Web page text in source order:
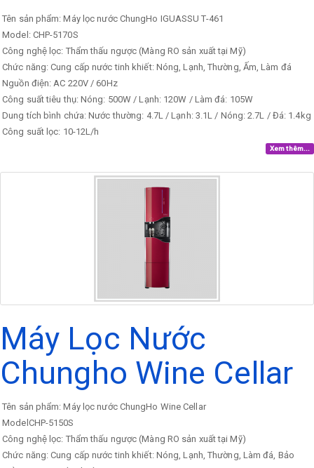
Tên sản phẩm: Máy lọc nước ChungHo IGUASSU T-461
Model: CHP-5170S
Công nghệ lọc: Thẩm thấu ngược (Màng RO sản xuất tại Mỹ)
Chức năng: Cung cấp nước tinh khiết: Nóng, Lạnh, Thường, Ấm, Làm đá
Nguồn điện: AC 220V / 60Hz
Công suất tiêu thụ: Nóng: 500W / Lạnh: 120W / Làm đá: 105W
Dung tích bình chứa: Nước thường: 4.7L / Lạnh: 3.1L / Nóng: 2.7L / Đá: 1.4kg
Công suất lọc: 10-12L/h
Xem thêm...
Máy Lọc Nước
Chungho Wine Cellar
Tên sản phẩm: Máy lọc nước ChungHo Wine Cellar
ModelCHP-5150S
Công nghệ lọc: Thẩm thấu ngược (Màng RO sản xuất tại Mỹ)
Chức năng: Cung cấp nước tinh khiết: Nóng, Lạnh, Thường, Làm đá, Bảo